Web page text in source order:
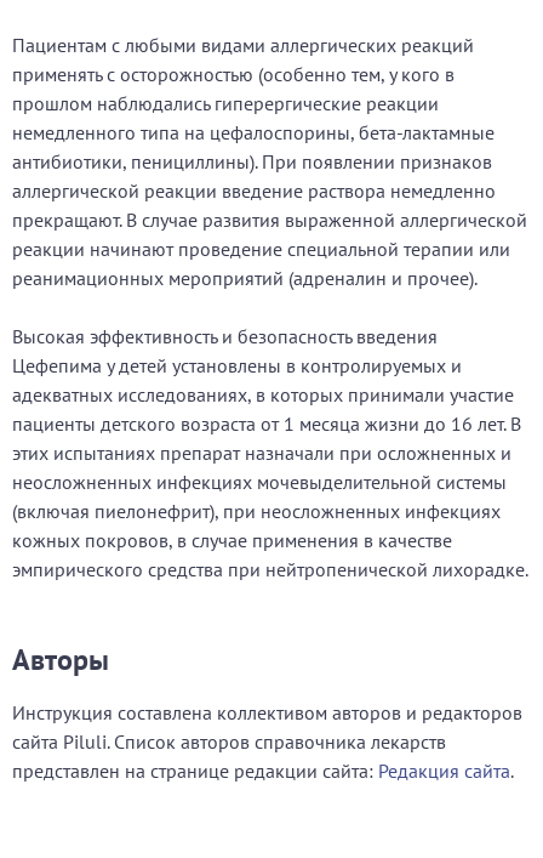
Пациентам с любыми видами аллергических реакций
применять с осторожностью (особенно тем, у кого в
прошлом наблюдались гиперергические реакции
немедленного типа на цефалоспорины, бета-лактамные
антибиотики, пенициллины). При появлении признаков
аллергической реакции введение раствора немедленно
прекращают. В случае развития выраженной аллергической
реакции начинают проведение специальной терапии или
реанимационных мероприятий (адреналин и прочее).
Высокая эффективность и безопасность введения
Цефепима у детей установлены в контролируемых и
адекватных исследованиях, в которых принимали участие
пациенты детского возраста от 1 месяца жизни до 16 лет. В
этих испытаниях препарат назначали при осложненных и
неосложненных инфекциях мочевыделительной системы
(включая пиелонефрит), при неосложненных инфекциях
кожных покровов, в случае применения в качестве
эмпирического средства при нейтропенической лихорадке.
Авторы
Инструкция составлена коллективом авторов и редакторов
сайта Piluli. Список авторов справочника лекарств
представлен на странице редакции сайта: Редакция сайта.